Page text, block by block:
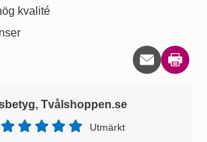
kvalité
Skriv
Tvålshoppen.se
Utmärkt